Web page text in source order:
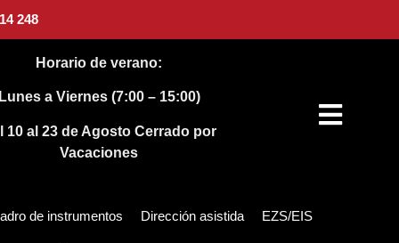
248
Horario de verano:
Lunes a Viernes (7:00 – 15:00)
10 al 23 de AgostoCerrado por
Vacaciones
de instrumentos Dirección asistida EZS/EIS